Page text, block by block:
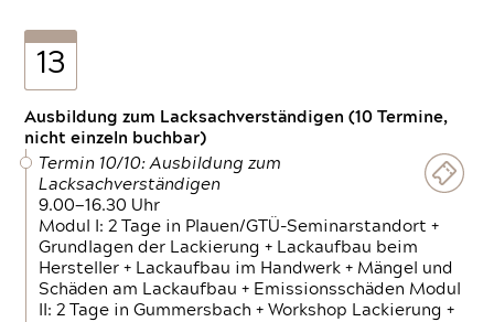
13
Ausbildung zum Lacksachverständigen (10 Termine,
nicht einzeln buchbar)
Termin 10/10: Ausbildung zum
Lacksachverständigen
9.00—16.30 Uhr
Modul I: 2 Tage in Plauen/GTÜ-Seminarstandort +
Grundlagen der Lackierung + Lackaufbau beim
Hersteller + Lackaufbau im Handwerk + Mängel und
Schäden am Lackaufbau + Emissionsschäden Modul
II: 2 Tage in Gummersbach + Workshop Lackierung +